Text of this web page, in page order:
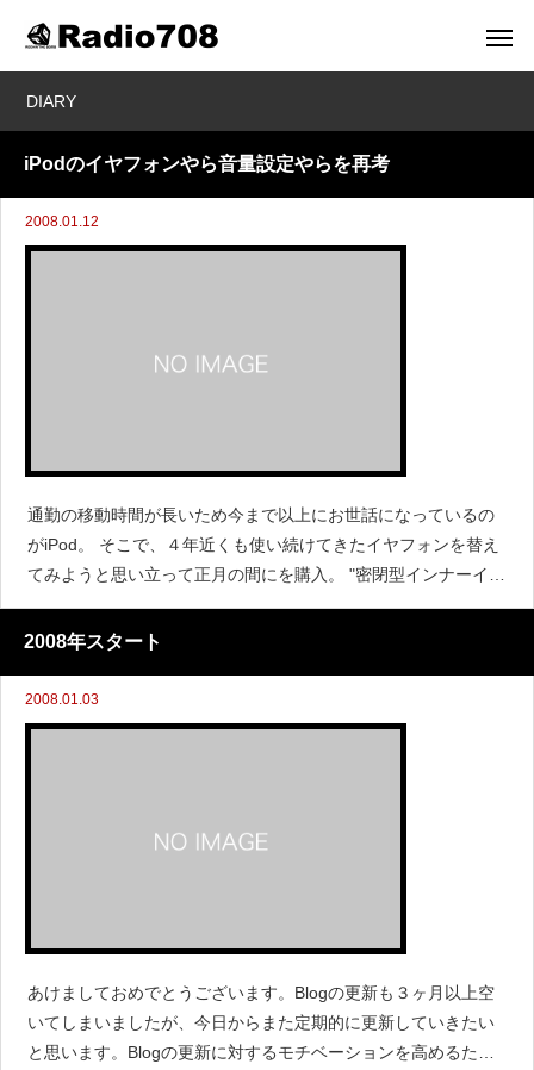
DIARY
iPodのイヤフォンやら音量設定やらを再考
2008.01.12
通勤の移動時間が長いため今まで以上にお世話になっているの
がiPod。 そこで、４年近くも使い続けてきたイヤフォンを替え
てみようと思い立って正月の間にを購入。 "密閉型インナーイヤ
ーレシーバー レッド MDR-EX
2008年スタート
2008.01.03
あけましておめでとうございます。Blogの更新も３ヶ月以上空
いてしまいましたが、今日からまた定期的に更新していきたい
と思います。Blogの更新に対するモチベーションを高めるため